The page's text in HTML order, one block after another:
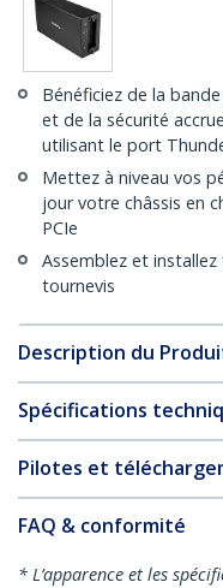
Bénéficiez de la
et de la sécurité
utilisant le port
Mettez à niveau vos
jour votre châssis en
PCIe
Assemblez et
tournevis
Description du
Spécifications
Pilotes et
FAQ & conformité
* L’apparence et les